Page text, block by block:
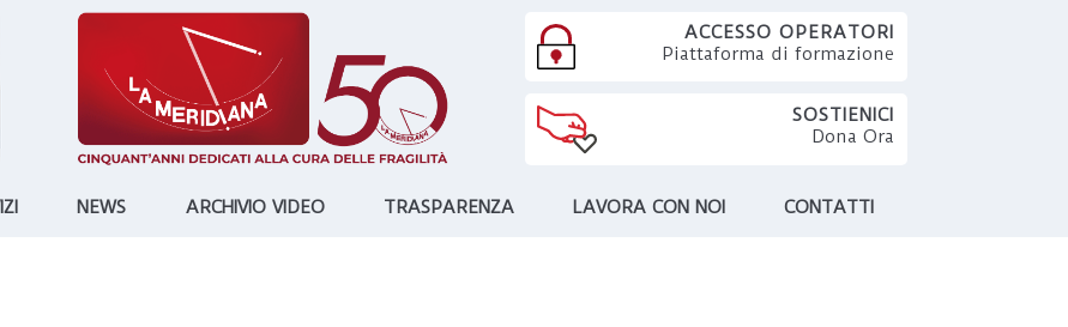
ACCESSO OPERATORI
Piattaforma di formazione
SOSTIENICI
Dona Ora
NEWS ARCHIVIO VIDEO TRASPARENZA LAVORA CON NOI CONTATTI